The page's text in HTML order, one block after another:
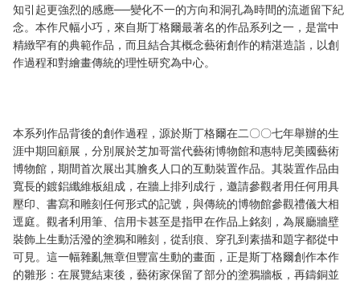
知引起更強烈的感應──變化不一的方向和洞孔為時間的流逝留下紀
念。本作尺幅小巧，來自斯丁格爾最著名的作品系列之一，是當中
精緻罕有的典範作品，而且結合其概念藝術創作的精湛造詣，以創
作過程和對繪畫傳統的理性研究為中心。
本系列作品背後的創作過程，源於斯丁格爾在二〇〇七年舉辦的生
涯中期回顧展，分別展於芝加哥當代藝術博物館和惠特尼美國藝術
博物館，期間首次展出其膾炙人口的互動裝置作品。其裝置作品由
寬長的鍍鋁纖維板組成，在牆上排列成行，邀請參觀者用任何用具
壓印、書寫和雕刻任何形式的記號，與傳統的博物館參觀禮儀大相
逕庭。觀者利用筆、信用卡甚至是指甲在作品上銘刻，為展廳牆壁
裝飾上生動活潑的塗鴉和雕刻，從刮痕、穿孔到素描和題字都從中
可見。這一幅雜亂無章但豐富生動的畫面，正是斯丁格爾創作本作
的雛形：在展覽結束後，藝術家保留了部分的塗鴉牆板，再鑄銅並